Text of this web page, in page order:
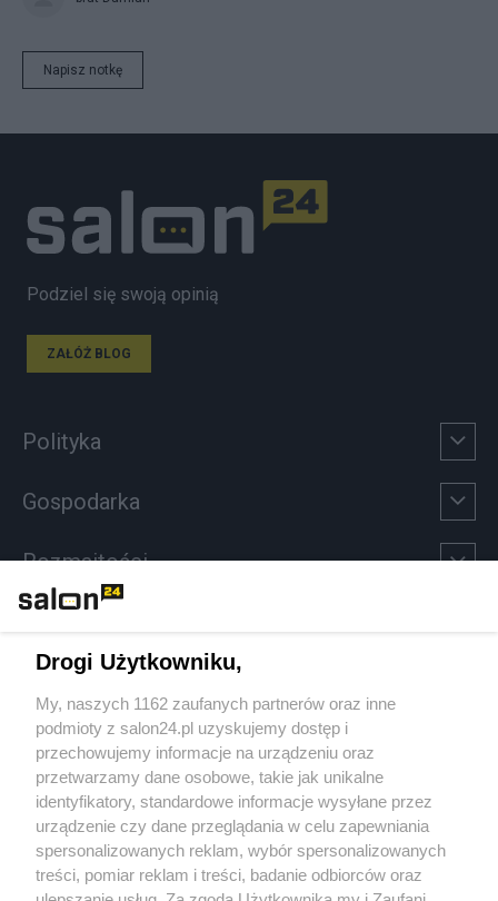
Napisz notkę
Podziel się swoją opinią
ZAŁÓŻ BLOG
Polityka
Gospodarka
Rozmaitości
Sport
Społeczeństwo
Kultura
Drogi Użytkowniku,
My, naszych 1162 zaufanych partnerów oraz inne
podmioty z salon24.pl uzyskujemy dostęp i
przechowujemy informacje na urządzeniu oraz
przetwarzamy dane osobowe, takie jak unikalne
identyfikatory, standardowe informacje wysyłane przez
urządzenie czy dane przeglądania w celu zapewniania
spersonalizowanych reklam, wybór spersonalizowanych
treści, pomiar reklam i treści, badanie odbiorców oraz